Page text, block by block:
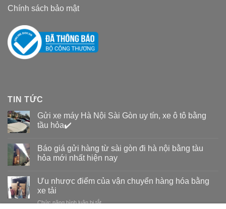
Chính sách bảo mật
TIN TỨC
Gửi xe máy Hà Nội Sài Gòn uy tín, xe ô tô bằng
tầu hỏa✔️
Báo giá gửi hàng từ sài gòn đi hà nội bằng tàu
hỏa mới nhất hiện nay
Ưu nhược điểm của vận chuyển hàng hóa bằng
xe tải
Chức năng bình luận bị tắtở